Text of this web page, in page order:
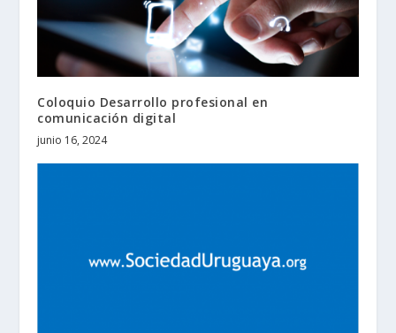
Coloquio Desarrollo profesional en
comunicación digital
junio 16, 2024